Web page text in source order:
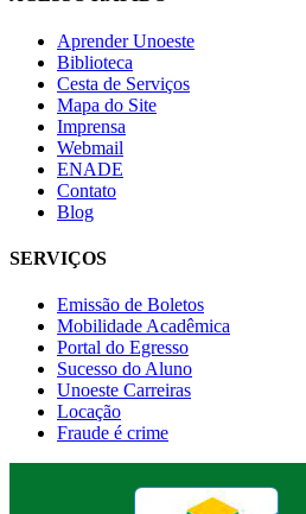
Aprender Unoeste
Biblioteca
Cesta de Serviços
Mapa do Site
Imprensa
Webmail
ENADE
Contato
Blog
SERVIÇOS
Emissão de Boletos
Mobilidade Acadêmica
Portal do Egresso
Sucesso do Aluno
Unoeste Carreiras
Locação
Fraude é crime